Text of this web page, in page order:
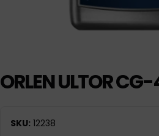
ORLEN ULTOR
SKU: 12238